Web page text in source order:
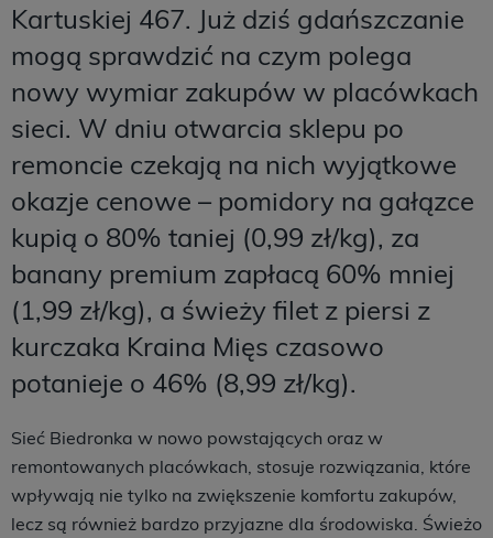
Kartuskiej 467. Już dziś gdańszczanie
mogą sprawdzić na czym polega
nowy wymiar zakupów w placówkach
sieci. W dniu otwarcia sklepu po
remoncie czekają na nich wyjątkowe
okazje cenowe – pomidory na gałązce
kupią o 80% taniej (0,99 zł/kg), za
banany premium zapłacą 60% mniej
(1,99 zł/kg), a świeży filet z piersi z
kurczaka Kraina Mięs czasowo
potanieje o 46% (8,99 zł/kg).
Sieć Biedronka w nowo powstających oraz w
remontowanych placówkach, stosuje rozwiązania, które
wpływają nie tylko na zwiększenie komfortu zakupów,
lecz są również bardzo przyjazne dla środowiska. Świeżo